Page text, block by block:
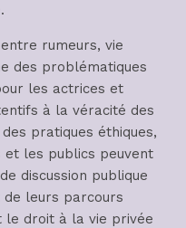
rumeurs, vie
des problématiques
les actrices et
à la véracité des
pratiques éthiques,
et les publics peuvent
discussion publique
leurs parcours
le droit à la vie privée